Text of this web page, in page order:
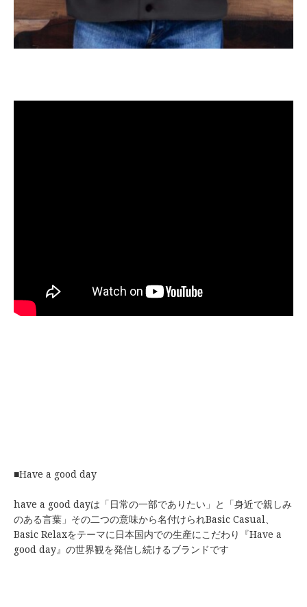
■Have a good day
have a good dayは「日常の一部でありたい」と「身近で親しみ
のある言葉」その二つの意味から名付けられBasic Casual、
Basic Relaxをテーマに日本国内での生産にこだわり『Have a
good day』の世界観を発信し続けるブランドです